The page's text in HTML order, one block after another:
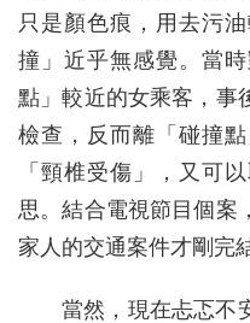
只是顏色痕，用去污
撞」近乎無感覺。當
點」較近的女乘客，事
檢查，反而離「碰撞
「頸椎受傷」，又可
思。結合電視節目個案
家人的交通案件才剛完
當然，現在忐忑不